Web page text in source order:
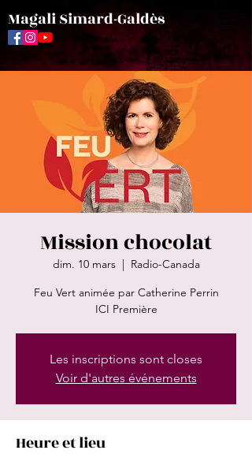
Magali Simard-Galdès
Mission chocolat
dim. 10 mars
  |
Radio-Canada
Feu Vert animée par Catherine Perrin
ICI Première
Les inscriptions sont closes
Voir d'autres événements
Heure et lieu